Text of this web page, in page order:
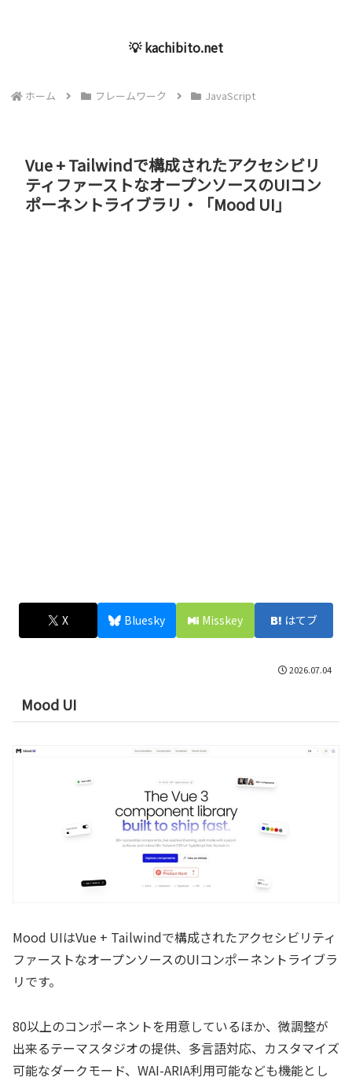
💡 kachibito.net
ホーム フレームワーク JavaScript
Vue + Tailwindで構成されたアクセシビリ
ティファーストなオープンソースのUIコン
ポーネントライブラリ・「Mood UI」
X Bluesky Misskey はてブ
2026.07.04
Mood UI
Mood UIはVue + Tailwindで構成されたアクセシビリティ
ファーストなオープンソースのUIコンポーネントライブラ
リです。
80以上のコンポーネントを用意しているほか、微調整が
出来るテーマスタジオの提供、多言語対応、カスタマイズ
可能なダークモード、WAI-ARIA利用可能なども機能とし